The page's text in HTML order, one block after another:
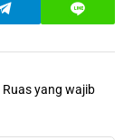
Ruas yang wajib